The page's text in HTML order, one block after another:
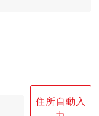
住所自動入